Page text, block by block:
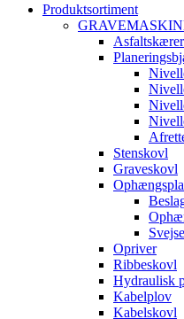
Produktsortiment
Asfaltskærer
Stenskovl
Graveskovl
Opriver
Ribbeskovl
Hydraulisk
Kabelplov
Kabelskovl